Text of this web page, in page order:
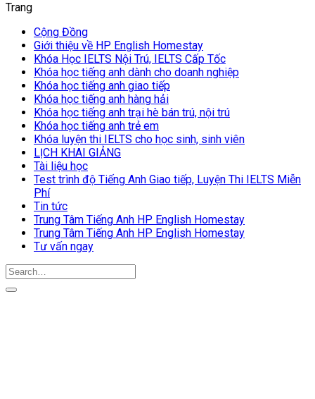
Trang
Cộng Đồng
Giới thiệu về HP English Homestay
Khóa Học IELTS Nội Trú, IELTS Cấp Tốc
Khóa học tiếng anh dành cho doanh nghiệp
Khóa học tiếng anh giao tiếp
Khóa học tiếng anh hàng hải
Khóa học tiếng anh trại hè bán trú, nội trú
Khóa học tiếng anh trẻ em
Khóa luyện thi IELTS cho học sinh, sinh viên
LỊCH KHAI GIẢNG
Tài liệu học
Test trình độ Tiếng Anh Giao tiếp, Luyện Thi IELTS Miễn
Phí
Tin tức
Trung Tâm Tiếng Anh HP English Homestay
Trung Tâm Tiếng Anh HP English Homestay
Tư vấn ngay